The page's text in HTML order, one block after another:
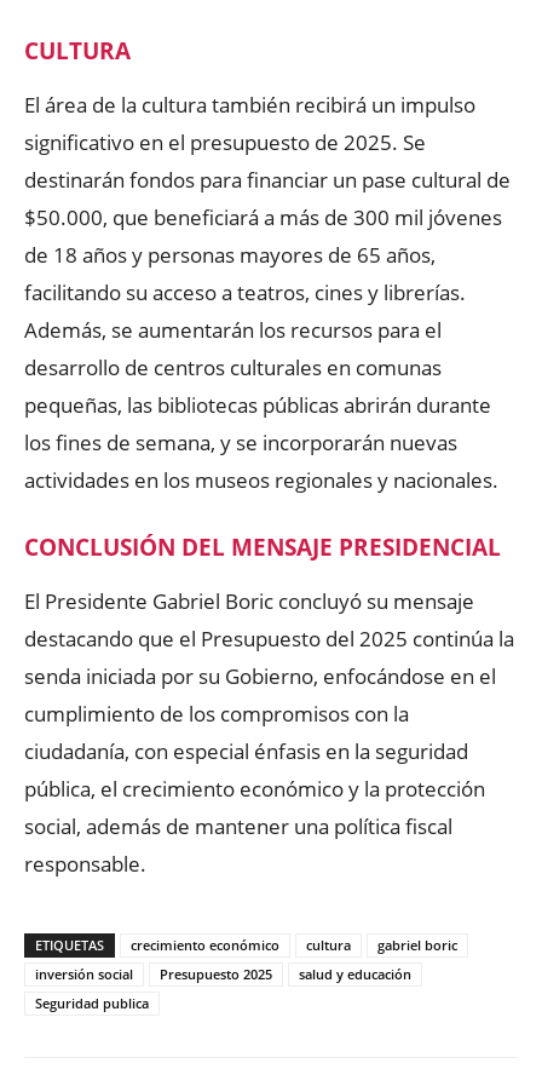
CULTURA
El área de la cultura también recibirá un impulso
significativo en el presupuesto de 2025. Se
destinarán fondos para financiar un pase cultural de
$50.000, que beneficiará a más de 300 mil jóvenes
de 18 años y personas mayores de 65 años,
facilitando su acceso a teatros, cines y librerías.
Además, se aumentarán los recursos para el
desarrollo de centros culturales en comunas
pequeñas, las bibliotecas públicas abrirán durante
los fines de semana, y se incorporarán nuevas
actividades en los museos regionales y nacionales.
CONCLUSIÓN DEL MENSAJE PRESIDENCIAL
El Presidente Gabriel Boric concluyó su mensaje
destacando que el Presupuesto del 2025 continúa la
senda iniciada por su Gobierno, enfocándose en el
cumplimiento de los compromisos con la
ciudadanía, con especial énfasis en la seguridad
pública, el crecimiento económico y la protección
social, además de mantener una política fiscal
responsable.
ETIQUETAS crecimiento económico cultura
gabriel boric
inversión social
Presupuesto 2025
salud y educación
Seguridad publica